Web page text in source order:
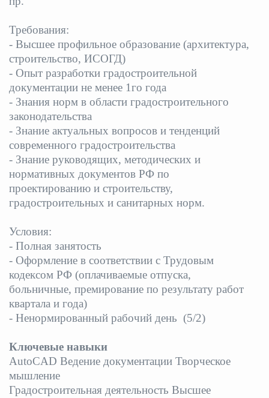
Требования:
- Высшее профильное образование (архитектура,
строительство, ИСОГД)
- Опыт разработки градостроительной
документации не менее 1го года
- Знания норм в области градостроительного
законодательства
- Знание актуальных вопросов и тенденций
современного градостроительства
- Знание руководящих, методических и
нормативных документов РФ по
проектированию и строительству,
градостроительных и санитарных норм.
Условия:
- Полная занятость
- Оформление в соответствии с Трудовым
кодексом РФ (оплачиваемые отпуска,
больничные, премирование по результату работ
квартала и года)
- Ненормированный рабочий день (5/2)
Ключевые навыки
AutoCAD Ведение документации Творческое
мышление
Градостроительная деятельность Высшее